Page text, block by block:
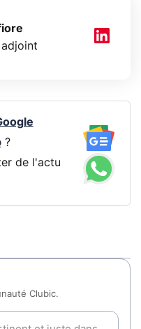
?
de l'actu
Clubic.